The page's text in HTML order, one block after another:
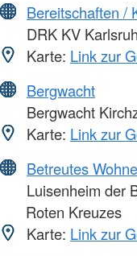
Bereitschaften /
DRK KV
Karte: Link zur
Bergwacht
Bergwacht
Karte: Link zur
Betreutes
Luisenheim der
Roten Kreuzes
Karte: Link zur